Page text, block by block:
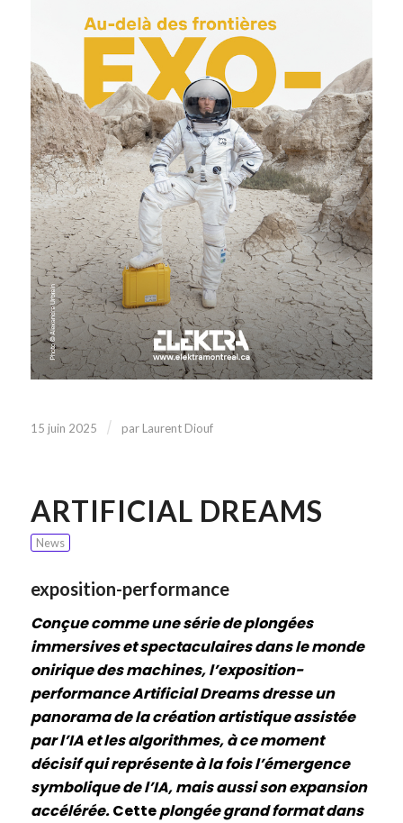
15 juin 2025 / par Laurent Diouf
ARTIFICIAL DREAMS
News
exposition-performance
Conçue comme une série de plongées
immersives et spectaculaires dans le monde
onirique des machines, l’exposition-
performance Artificial Dreams dresse un
panorama de la création artistique assistée
par l’IA et les algorithmes, à ce moment
décisif qui représente à la fois l’émergence
symbolique de l’IA, mais aussi son expansion
accélérée.Cetteplongée grand format dans